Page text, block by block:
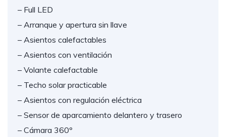
– Full LED
– Arranque y apertura sin llave
– Asientos calefactables
– Asientos con ventilación
– Volante calefactable
– Techo solar practicable
– Asientos con regulación eléctrica
– Sensor de aparcamiento delantero y trasero
– Cámara 360º